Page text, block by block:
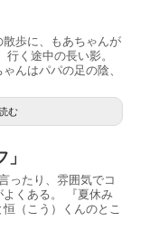
歩に、もあちゃんが
く途中の長い影。
んはパパの足の陰、
む
ったり、雰囲気でコ
よくある。 『夏休み
（こう）くんのとこ